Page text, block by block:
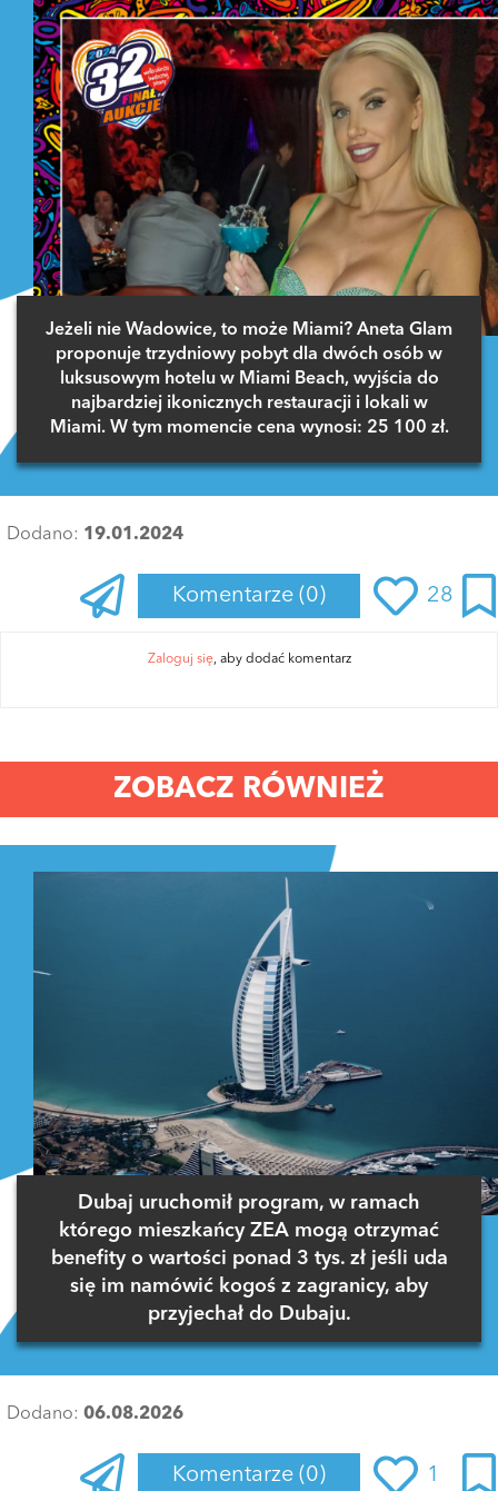
Jeżeli nie Wadowice, to może Miami? Aneta Glam
proponuje trzydniowy pobyt dla dwóch osób w
luksusowym hotelu w Miami Beach, wyjścia do
najbardziej ikonicznych restauracji i lokali w
Miami. W tym momencie cena wynosi: 25 100 zł.
Dodano: 19.01.2024
Komentarze (0) 28
Zaloguj się, aby dodać komentarz
ZOBACZ RÓWNIEŻ
Dubaj uruchomił program, w ramach
którego mieszkańcy ZEA mogą otrzymać
benefity o wartości ponad 3 tys. zł jeśli uda
się im namówić kogoś z zagranicy, aby
przyjechał do Dubaju.
Dodano: 06.08.2026
Komentarze (0) 1